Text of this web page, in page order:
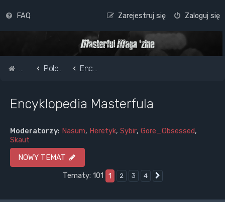
FAQ Zaloguj się
Zarejestruj się
Strona główna
Pole do popisu... Encyklopedia Masterfula
Encyklopedia Masterfula
Moderatorzy: Nasum, Heretyk, Sybir, Gore_Obsessed,
Skaut
NOWY TEMAT
Tematy: 101
1 2 3 4